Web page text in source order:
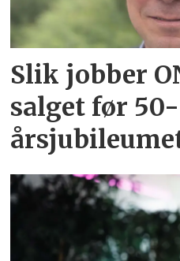
Slik jobber
salget før 50-